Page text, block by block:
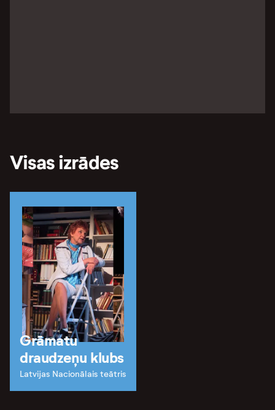
Visas izrādes
Grāmatu
draudzeņu klubs
Latvijas Nacionālais teātris